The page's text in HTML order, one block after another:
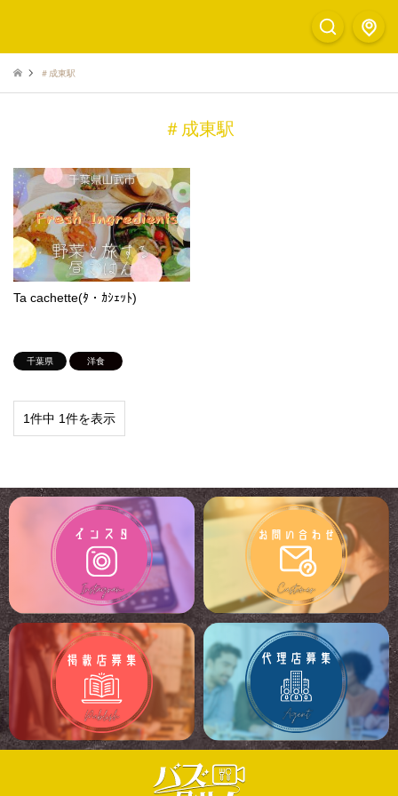
＃成東駅
＃成東駅
Ta cachette(ﾀ・ｶｼｪｯﾄ)
千葉県 洋食
1件中 1件を表示